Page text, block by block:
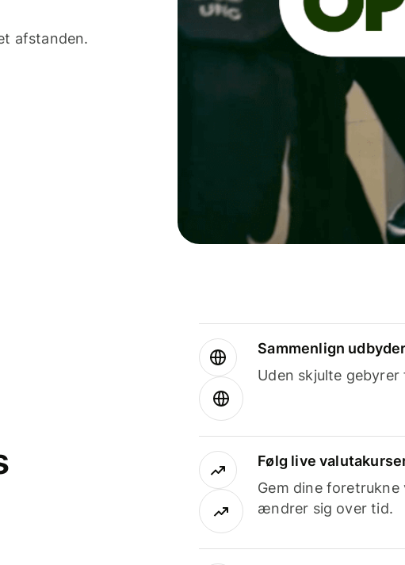
afstanden.
Sammenlign
Uden skjulte gebyrer
Følg live
Gem dine
ændrer sig over tid.